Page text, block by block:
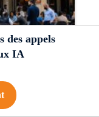
des appels
IA
complet 2026